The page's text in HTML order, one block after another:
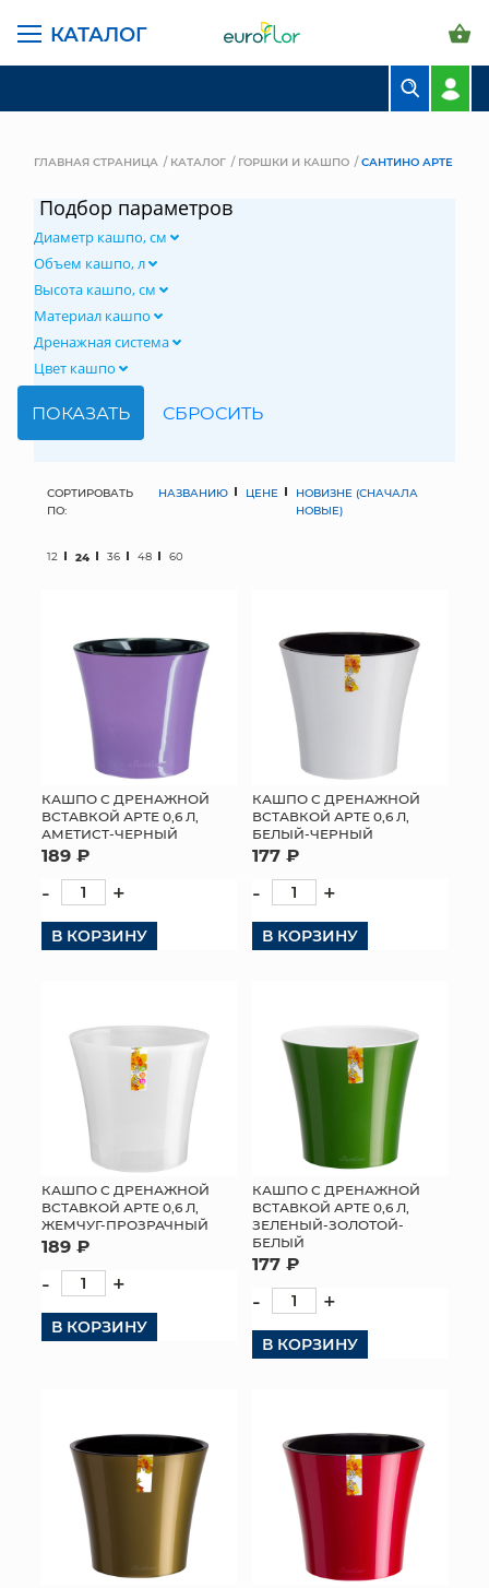
КАТАЛОГ
СВАДЕБНАЯ ФЛОРИСТИКА
КОМНАТНЫЕ РАСТЕНИЯ
ИСКУССТВЕННЫЕ ЦВЕТЫ
ПАКЕТЫ И СУМКИ
ПОДАРОЧНЫЕ КАРТЫ
ТОРГОВЫЙ ЦЕНТР
ГЛАВНАЯ СТРАНИЦА КАТАЛОГ ГОРШКИ И КАШПО САНТИНО АРТЕ
Подбор параметров
Диаметр кашпо, см
Объем кашпо, л
Высота кашпо, см
Материал кашпо
Дренажная система
Цвет кашпо
СОРТИРОВАТЬ
ПО:
НАЗВАНИЮ ЦЕНЕ
НОВИЗНЕ (СНАЧАЛА
НОВЫЕ)
12 24 36 48 60
КАШПО С ДРЕНАЖНОЙ
ВСТАВКОЙ АРТЕ 0,6 Л,
АМЕТИСТ-ЧЕРНЫЙ
189 ₽
- +
В КОРЗИНУ
КАШПО С ДРЕНАЖНОЙ
ВСТАВКОЙ АРТЕ 0,6 Л,
БЕЛЫЙ-ЧЕРНЫЙ
177 ₽
- +
В КОРЗИНУ
КАШПО С ДРЕНАЖНОЙ
ВСТАВКОЙ АРТЕ 0,6 Л,
ЖЕМЧУГ-ПРОЗРАЧНЫЙ
189 ₽
- +
В КОРЗИНУ
КАШПО С ДРЕНАЖНОЙ
ВСТАВКОЙ АРТЕ 0,6 Л,
ЗЕЛЕНЫЙ-ЗОЛОТОЙ-
БЕЛЫЙ
177 ₽
- +
В КОРЗИНУ